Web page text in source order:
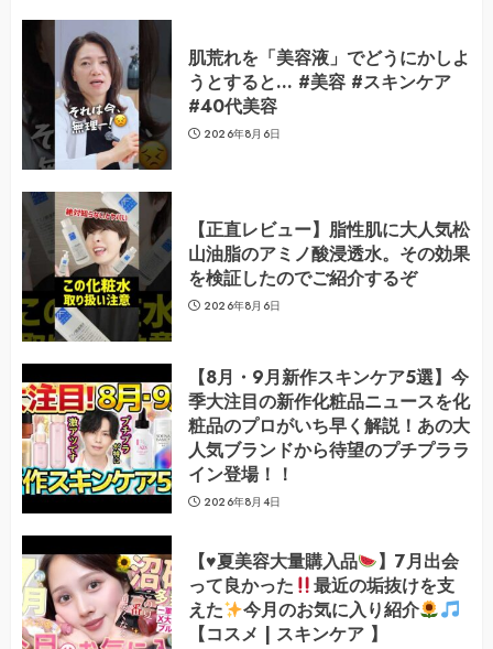
肌荒れを「美容液」でどうにかしよ
うとすると… #美容 #スキンケア
#40代美容
2026年8月6日
【正直レビュー】脂性肌に大人気松
山油脂のアミノ酸浸透水。その効果
を検証したのでご紹介するぞ
2026年8月6日
【8月・9月新作スキンケア5選】今
季大注目の新作化粧品ニュースを化
粧品のプロがいち早く解説！あの大
人気ブランドから待望のプチプララ
イン登場！！
2026年8月4日
【♥️夏美容大量購入品
】7月出会
って良かった
最近の垢抜けを支
えた
今月のお気に入り紹介
【コスメ | スキンケア 】